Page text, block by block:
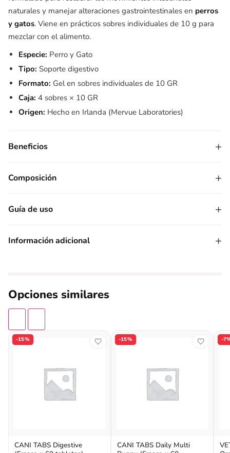
naturales y manejar alteraciones gastrointestinales en perros
y gatos. Viene en prácticos sobres individuales de 10 g para
mezclar con el alimento.
Especie: Perro y Gato
Tipo: Soporte digestivo
Formato: Gel en sobres individuales de 10 GR
Caja: 4 sobres × 10 GR
Origen: Hecho en Irlanda (Mervue Laboratories)
Beneficios +
Composición +
Guía de uso +
Información adicional +
Opciones similares
-15%
CANI TABS Digestive
-15%
CANI TABS Daily Multi
-